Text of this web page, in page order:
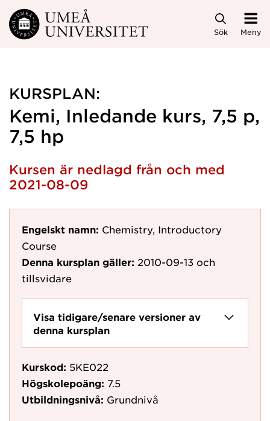
Hoppa direkt till innehållet
Sök Meny
KURSPLAN:
Kemi, Inledande kurs, 7,5 p,
7,5 hp
Kursen är nedlagd från och med
2021-08-09
Engelskt namn: Chemistry, Introductory
Course
Denna kursplan gäller: 2010-09-13 och
tillsvidare
Visa tidigare/senare versioner av
denna kursplan
Kurskod: 5KE022
Högskolepoäng: 7.5
Utbildningsnivå: Grundnivå